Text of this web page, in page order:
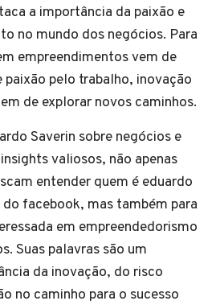
a importância da paixão e
no mundo dos negócios. Para
empreendimentos vem de
paixão pelo trabalho, inovação
de explorar novos caminhos.
Saverin sobre negócios e
valiosos, não apenas
entender quem é eduardo
facebook, mas também para
em empreendedorismo
Suas palavras são um
da inovação, do risco
no caminho para o sucesso